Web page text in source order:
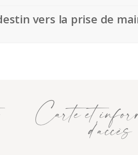
vers la prise de
Carte etd’accès